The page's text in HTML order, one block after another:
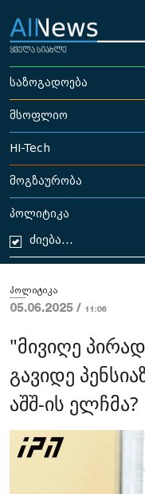
საზოგადოება
მსოფლიო
HI-Tech
მოგზაურობა
პოლიტიკა
პოლიტიკა
05.06.2025 / 11:06
"მივიღე
გავიდე
აშშ-ის ელჩმა?